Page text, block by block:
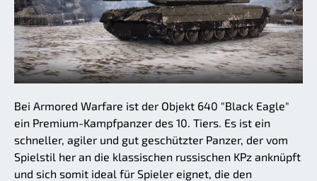
Bei Armored Warfare ist der Objekt 640 "Black Eagle"
ein Premium-Kampfpanzer des 10. Tiers. Es ist ein
schneller, agiler und gut geschützter Panzer, der vom
Spielstil her an die klassischen russischen KPz anknüpft
und sich somit ideal für Spieler eignet, die den